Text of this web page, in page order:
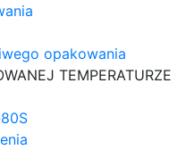
opakowania
TEMPERATURZE